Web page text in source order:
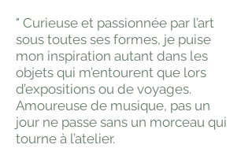
" Curieuse et passionnée par l’art
sous toutes ses formes, je puise
mon inspiration autant dans les
objets qui m’entourent que lors
d’expositions ou de voyages.
Amoureuse de musique, pas un
jour ne passe sans un morceau qui
tourne à l’atelier.